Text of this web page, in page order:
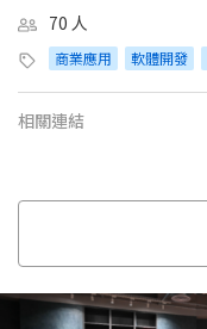
70 人
商業應用 軟體開發
相關連結